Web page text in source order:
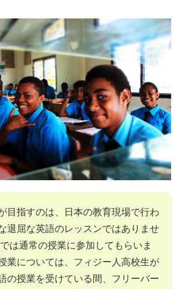
目指すのは、日本の教育現場で行わ
退屈な英語のレッスンではありませ
は通常の授業に参加してもらいま
業については、フィジー人高校生が
の授業を受けている間、フリーバー